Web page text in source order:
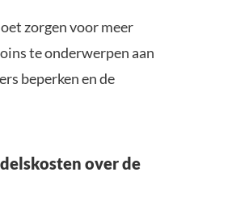
zorgen voor meer
te onderwerpen aan
beperken en de
over de